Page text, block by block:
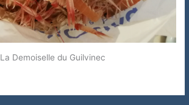
La Demoiselle du Guilvinec